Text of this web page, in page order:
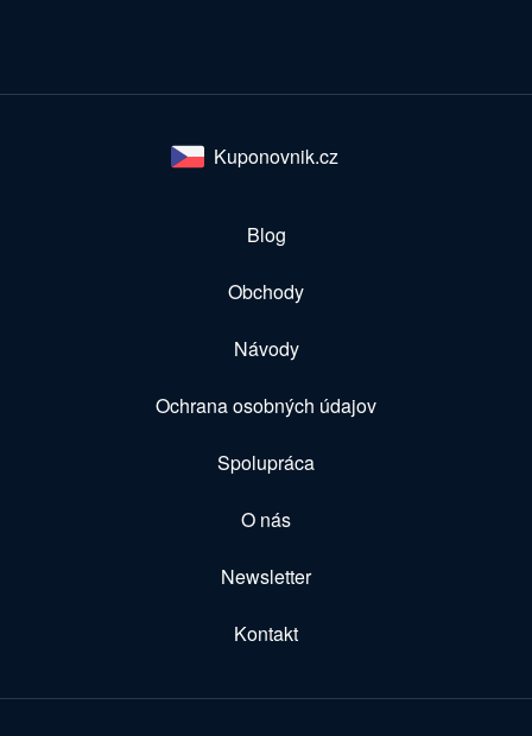
Kuponovnik.cz
Blog
Obchody
Návody
Ochrana osobných údajov
Spolupráca
O nás
Newsletter
Kontakt